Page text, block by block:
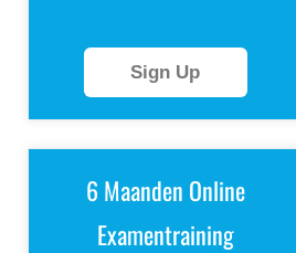
Sign Up
6 Maanden Online
Examentraining